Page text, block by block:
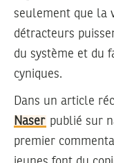
seulement que la
détracteurs
du système et du
cyniques.
Dans un article
Naser publié sur
premier